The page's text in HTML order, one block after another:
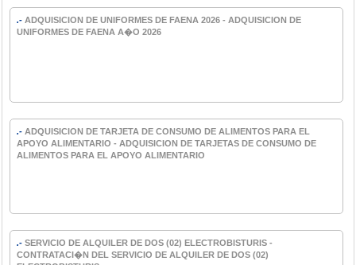
.- ADQUISICION DE UNIFORMES DE FAENA 2026 - ADQUISICION DE
UNIFORMES DE FAENA A�O 2026
.- ADQUISICION DE TARJETA DE CONSUMO DE ALIMENTOS PARA EL
APOYO ALIMENTARIO - ADQUISICION DE TARJETAS DE CONSUMO DE
ALIMENTOS PARA EL APOYO ALIMENTARIO
.- SERVICIO DE ALQUILER DE DOS (02) ELECTROBISTURIS -
CONTRATACI�N DEL SERVICIO DE ALQUILER DE DOS (02)